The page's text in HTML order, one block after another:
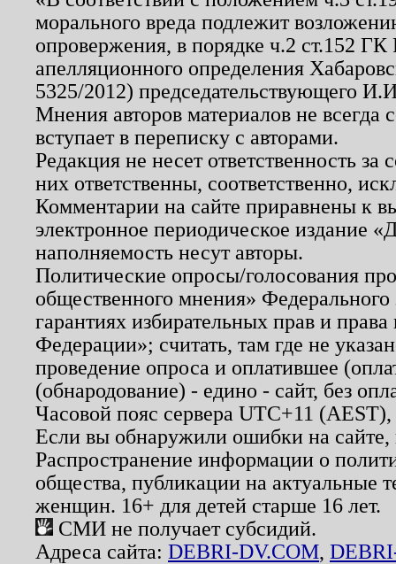
морального вреда подлежит
опровержения, в порядке ч.2 ст.152
апелляционного определения
5325/2012) председательствующего
Мнения авторов материалов не
вступает в переписку с авторами.
Редакция не несет ответственность
них ответственны, соответственно,
Комментарии на сайте приравнены к
электронное периодическое издание
наполняемость несут авторы.
Политические опросы/голосования
общественного мнения»
гарантиях избирательных прав и
Федерации»; считать, там где не
проведение опроса и оплатившее
(обнародование) - едино - сайт, без
Часовой пояс сервера UTC+11
Если вы обнаружили ошибки на
Распространение информации о
общества, публикации на актуальные
женщин. 16+ для детей старше 16 лет.
СМИ не получает субсидий.
Адреса сайта: DEBRI-DV.COM,